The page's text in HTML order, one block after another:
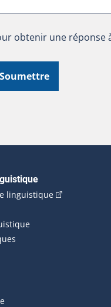
obtenir une réponse
Soumettre
linguistique(Cet hyperlien